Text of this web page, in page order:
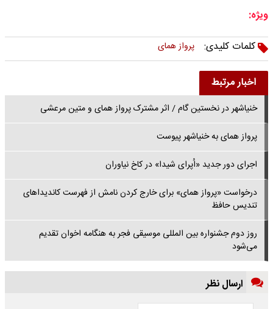
ویژه:
کلمات کلیدی:
پرواز همای
اخبار مرتبط
خنیاشهر در نخستین گام / اثر مشترک پرواز همای و متین مرعشی
پرواز همای به خنیاشهر پیوست
اجرای دور جدید «اُپرای شیدا» در کاخ نیاوران
درخواست «پرواز همای» برای خارج کردن نامش از فهرست کاندیداهای
تندیس حافظ
روز دوم جشنواره بین المللی موسیقی فجر به هنگامه اخوان تقدیم
می‌شود
ارسال نظر